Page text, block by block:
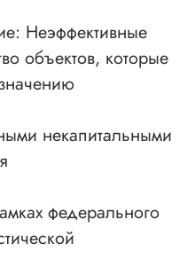
Неэффективные
объектов, которые
некапитальными
федерального